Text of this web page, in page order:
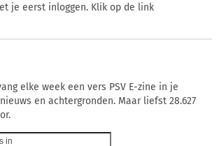
je eerst inloggen. Klik op de link
elke week een vers PSV E-zine in je
en achtergronden. Maar liefst 28.627